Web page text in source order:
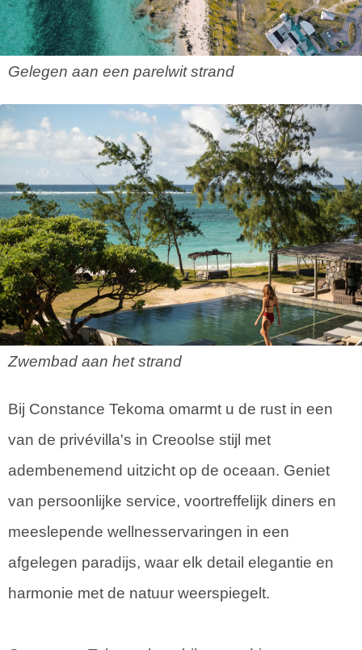
Gelegen aan een parelwit strand
Zwembad aan het strand
Bij Constance Tekoma omarmt u de rust in een
van de privévilla's in Creoolse stijl met
adembenemend uitzicht op de oceaan. Geniet
van persoonlijke service, voortreffelijk diners en
meeslepende wellnesservaringen in een
afgelegen paradijs, waar elk detail elegantie en
harmonie met de natuur weerspiegelt.